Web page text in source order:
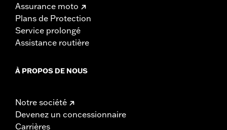
Assurance moto
Plans de Protection
Service prolongé
Assistance routière
À PROPOS DE NOUS
Notre société
Devenez un concessionnaire
Carrières